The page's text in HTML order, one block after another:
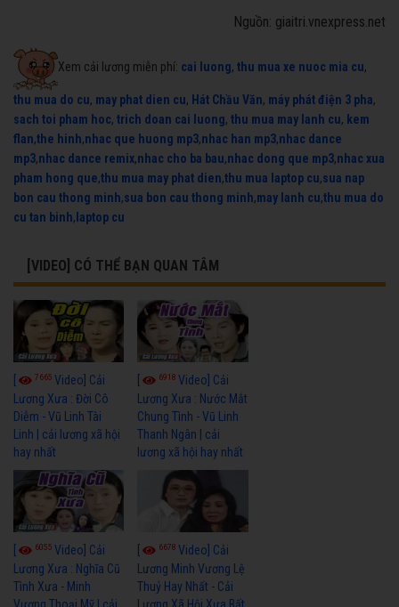
Nguồn: giaitri.vnexpress.net
Xem cải lương miễn phí: cai luong, thu mua xe nuoc mia cu,
thu mua do cu, may phat dien cu, Hát Chầu Văn, máy phát điện 3 pha,
sach toi pham hoc, trich doan cai luong, thu mua may lanh cu, kem
flan,the hinh,nhac que huong mp3,nhac han mp3,nhac dance
mp3,nhac dance remix,nhac cho ba bau,nhac dong que mp3,nhac xua
pham hong que,thu mua may phat dien,thu mua laptop cu,sua nap
bon cau thong minh,sua bon cau thong minh,may lanh cu,thu mua do
cu tan binh, laptop cu
[VIDEO] CÓ THỂ BẠN QUAN TÂM
7665 Video] Cải
Lương Xưa : Đời Cô
Diễm - Vũ Linh Tài
Linh | cải lương xã hội
hay nhất
6918Video] Cải
Lương Xưa : Nước Mắt
Chung Tình - Vũ Linh
Thanh Ngân | cải
lương xã hội hay nhất
6055 Video] Cải
Lương Xưa : Nghĩa Cũ
Tình Xưa - Minh
6678Video] Cải
Lương Minh Vương Lệ
Thuỷ Hay Nhất - Cải